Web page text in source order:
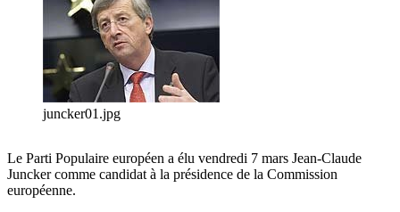
juncker01.jpg
Le Parti Populaire européen a élu vendredi 7 mars Jean-Claude
Juncker comme candidat à la présidence de la Commission
européenne.